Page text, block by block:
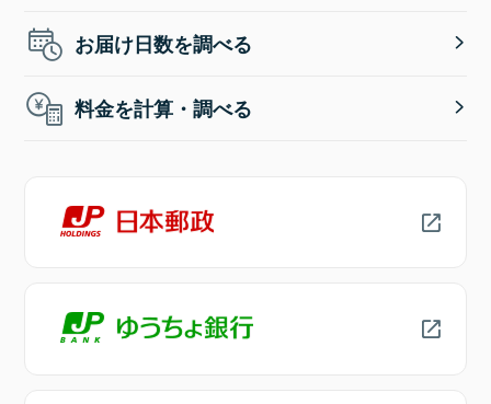
お届け日数を調べる
料金を計算・調べる